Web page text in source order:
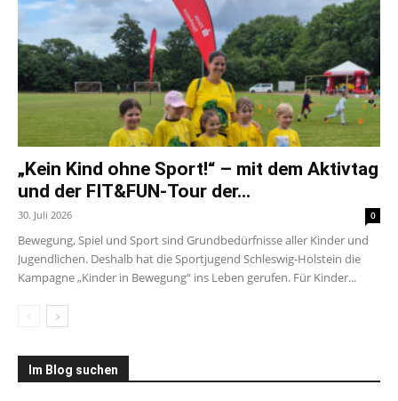
„Kein Kind ohne Sport!“ – mit dem Aktivtag
und der FIT&FUN-Tour der...
30. Juli 2026 0
Bewegung, Spiel und Sport sind Grundbedürfnisse aller Kinder und
Jugendlichen. Deshalb hat die Sportjugend Schleswig-Holstein die
Kampagne „Kinder in Bewegung“ ins Leben gerufen. Für Kinder...
Im Blog suchen